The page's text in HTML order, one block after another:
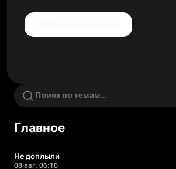
Главное
Не доплыли
08 авг. 06:10